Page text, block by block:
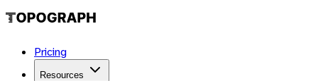
Pricing
Resources